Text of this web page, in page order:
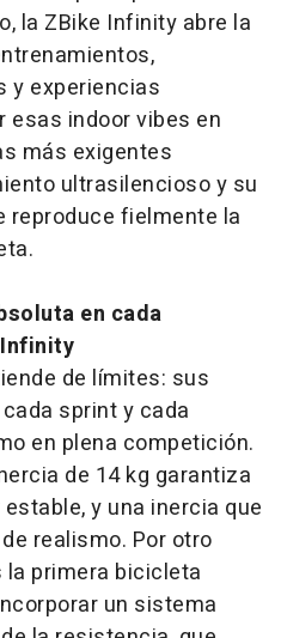
la ZBike Infinity abre la
y experiencias
indoor vibes en
más exigentes
ultrasilencioso y su
reproduce fielmente la
en cada
de límites: sus
sprint y cada
en plena competición.
de 14 kg garantiza
y una inercia que
realismo. Por otro
la primera bicicleta
un sistema